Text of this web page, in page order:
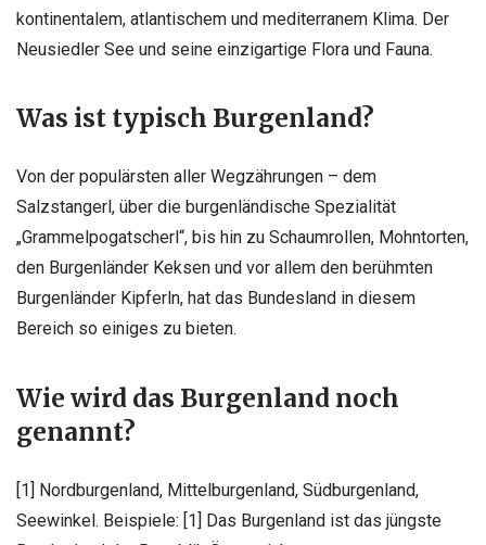
kontinentalem, atlantischem und mediterranem Klima. Der
Neusiedler See und seine einzigartige Flora und Fauna.
Was ist typisch Burgenland?
Von der populärsten aller Wegzährungen – dem
Salzstangerl, über die burgenländische Spezialität
„Grammelpogatscherl“, bis hin zu Schaumrollen, Mohntorten,
den Burgenländer Keksen und vor allem den berühmten
Burgenländer Kipferln, hat das Bundesland in diesem
Bereich so einiges zu bieten.
Wie wird das Burgenland noch
genannt?
[1] Nordburgenland, Mittelburgenland, Südburgenland,
Seewinkel. Beispiele: [1] Das Burgenland ist das jüngste